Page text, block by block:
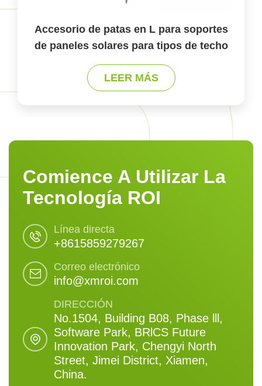
Accesorio de patas en L para soportes
de paneles solares para tipos de techo
LEER MÁS
Comience A Utilizar La
Tecnología ROI
Línea directa
+8615859279267
Correo electrónico
info@xmroi.com
DIRECCIÓN
No.1504, Building B08, Phase lll,
Software Park, BRlCS Future
Innovation Park, Chengyi North
Street, Jimei District, Xiamen,
China.